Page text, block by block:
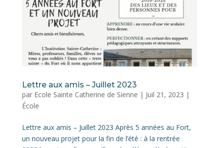
Lettre aux amis – Juillet 2023
par Ecole Sainte Catherine de Sienne | Juil 21, 2023 |
École
Lettre aux amis – Juillet 2023 Après 5 années au Fort,
un nouveau projet pour la fin de l’été : à la rentrée